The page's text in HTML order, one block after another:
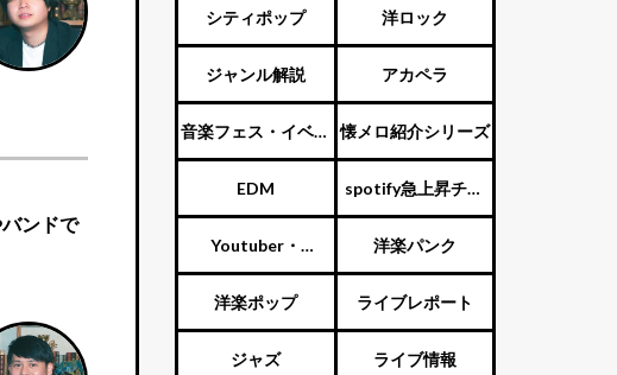
ンドで
シティポップ 洋ロック
ジャンル解説 アカペラ
音楽フェス・イベン
ト
懐メロ紹介シリーズ
EDM spotify急上昇チャ
ート
Youtuber・
Vtuber・歌い手
洋楽パンク
洋楽ポップ ライブレポート
ジャズ ライブ情報